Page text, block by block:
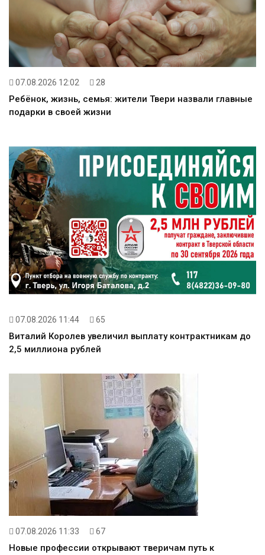
07.08.2026 12:02 28
Ребёнок, жизнь, семья: жители Твери назвали главные
подарки в своей жизни
07.08.2026 11:44 65
Виталий Королев увеличил выплату контрактникам до
2,5 миллиона рублей
07.08.2026 11:33 67
Новые профессии открывают тверичам путь к